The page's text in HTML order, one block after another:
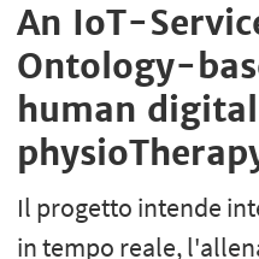
An IoT-
Ontology-
human
Il progetto intende
in tempo reale,